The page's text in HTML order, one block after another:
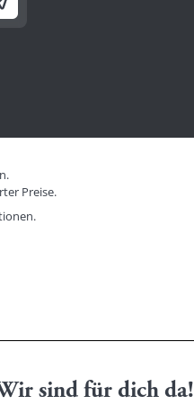
Preise.
sind für dich da!